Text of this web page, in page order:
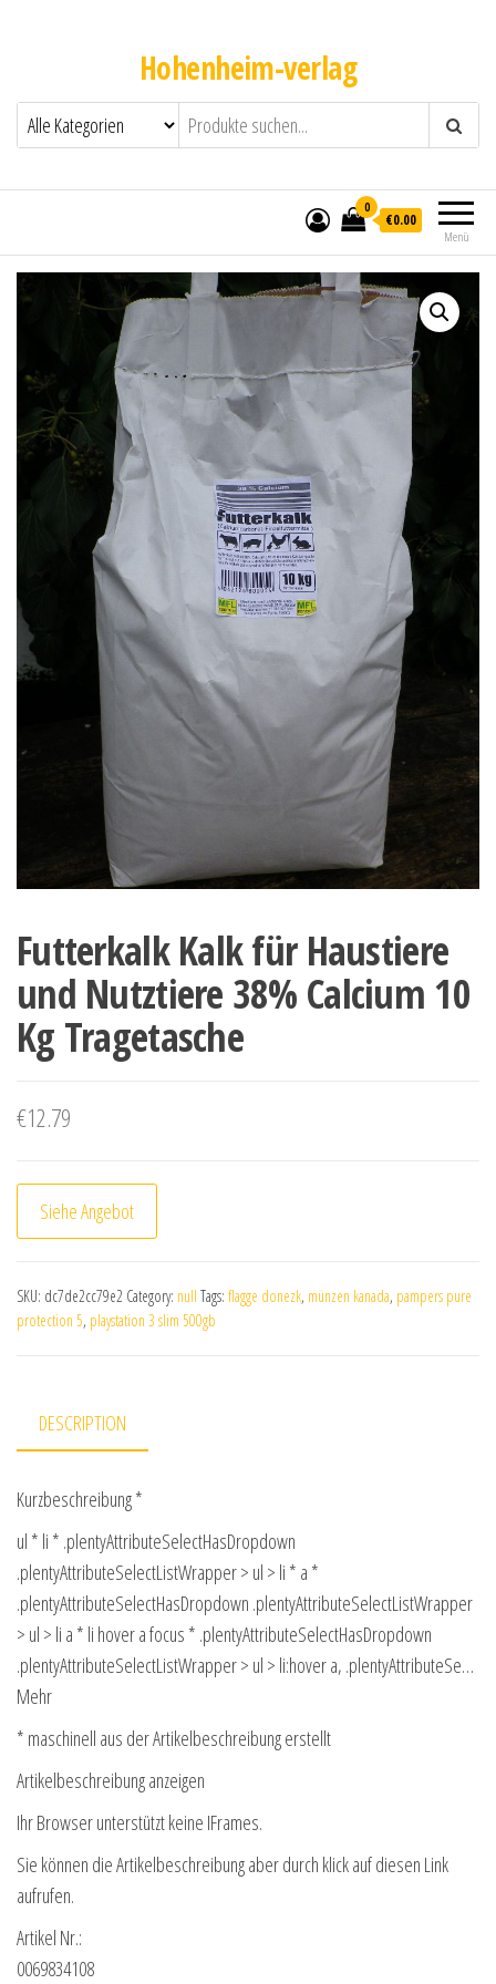
Hohenheim-verlag
Menü
0
€0.00
Futterkalk Kalk für Haustiere
und Nutztiere 38% Calcium 10
Kg Tragetasche
€12.79
Siehe Angebot
SKU: dc7de2cc79e2 Category: null Tags: flagge donezk, münzen kanada, pampers pure
protection 5, playstation 3 slim 500gb
DESCRIPTION
Kurzbeschreibung *
ul * li * .plentyAttributeSelectHasDropdown
.plentyAttributeSelectListWrapper > ul > li * a *
.plentyAttributeSelectHasDropdown .plentyAttributeSelectListWrapper
> ul > li a * li hover a focus * .plentyAttributeSelectHasDropdown
.plentyAttributeSelectListWrapper > ul > li:hover a, .plentyAttributeSe…
Mehr
* maschinell aus der Artikelbeschreibung erstellt
Artikelbeschreibung anzeigen
Ihr Browser unterstützt keine IFrames.
Sie können die Artikelbeschreibung aber durch klick auf diesen Link
aufrufen.
Artikel Nr.:
0069834108